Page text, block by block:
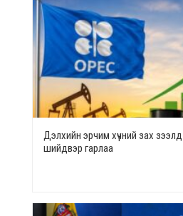
Дэлхийн эрчим хүчний зах
шийдвэр гарлаа